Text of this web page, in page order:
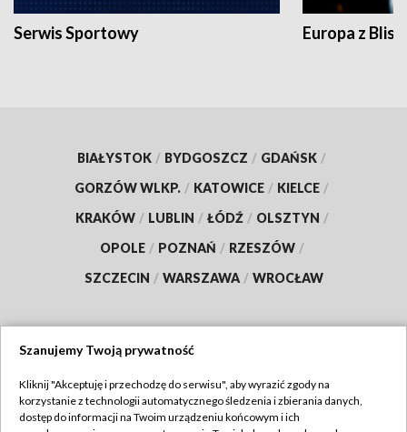
Serwis Sportowy Europa z
BIAŁYSTOK / BYDGOSZCZ / GDAŃSK /
GORZÓW WLKP. / KATOWICE / KIELCE /
KRAKÓW / LUBLIN / ŁÓDŹ / OLSZTYN /
OPOLE / POZNAŃ / RZESZÓW /
SZCZECIN / WARSZAWA / WROCŁAW
TVP
Szanujemy Twoją prywatność
Kliknij "Akceptuję i przechodzę do serwisu", aby wyrazić zgody na
korzystanie z technologii automatycznego śledzenia i zbierania danych,
dostęp do informacji na Twoim urządzeniu końcowym i ich